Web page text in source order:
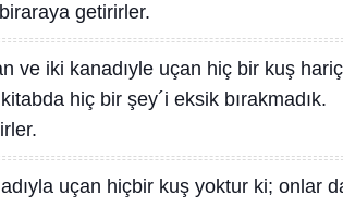
getirirler.
ve iki kanadıyle uçan hiç bir kuş hariç
hiç bir şey´i eksik bırakmadık.
uçan hiçbir kuş yoktur ki; onlar